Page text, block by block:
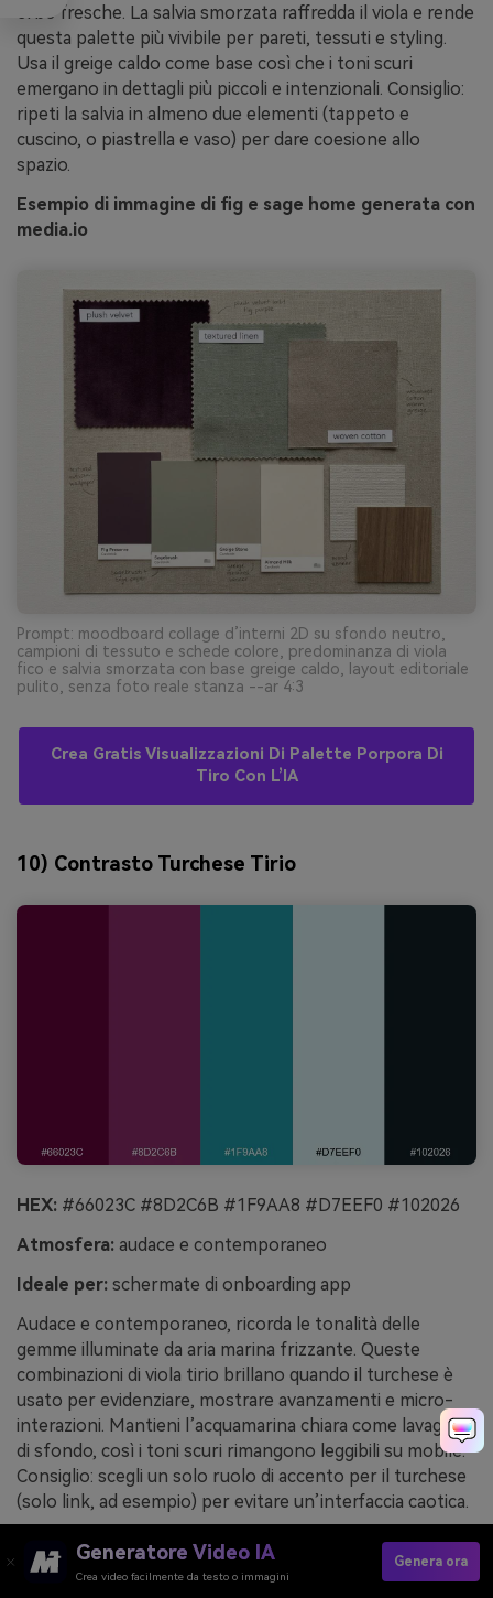
erbe fresche. La salvia smorzata raffredda il viola e rende
questa palette più vivibile per pareti, tessuti e styling.
Usa il greige caldo come base così che i toni scuri
emergano in dettagli più piccoli e intenzionali. Consiglio:
ripeti la salvia in almeno due elementi (tappeto e
cuscino, o piastrella e vaso) per dare coesione allo
spazio.
Esempio di immagine di fig e sage home generata con
media.io
Prompt: moodboard collage d’interni 2D su sfondo neutro,
campioni di tessuto e schede colore, predominanza di viola
fico e salvia smorzata con base greige caldo, layout editoriale
pulito, senza foto reale stanza --ar 4:3
Crea Gratis Visualizzazioni Di Palette Porpora Di
Tiro Con L’IA
10) Contrasto Turchese Tirio
HEX: #66023C #8D2C6B #1F9AA8 #D7EEF0 #102026
Atmosfera: audace e contemporaneo
Ideale per: schermate di onboarding app
Audace e contemporaneo, ricorda le tonalità delle
gemme illuminate da aria marina frizzante. Queste
combinazioni di viola tirio brillano quando il turchese è
usato per evidenziare, mostrare avanzamenti e micro-
interazioni. Mantieni l’acquamarina chiara come lavaggio
di sfondo, così i toni scuri rimangono leggibili su mobile.
Consiglio: scegli un solo ruolo di accento per il turchese
(solo link, ad esempio) per evitare un’interfaccia caotica.
Esempio di immagine di contrasto turchese tirio
generata con media.io
Generatore Video IA
Crea video facilmente da testo o immagini
Genera ora